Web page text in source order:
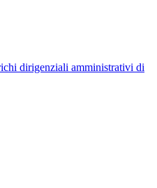
dirigenziali amministrativi di